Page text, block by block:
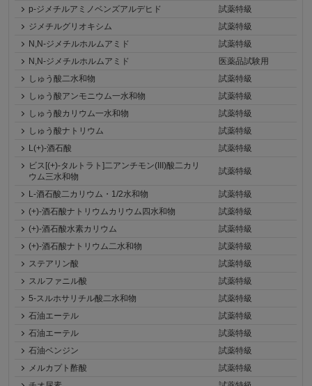
p-ジメチルアミノベンズアルデヒド
試薬特級
ジメチルグリオキシム
試薬特級
N,N-ジメチルホルムアミド
試薬特級
N,N-ジメチルホルムアミド
医薬品試験用
しゅう酸二水和物
試薬特級
しゅう酸アンモニウム一水和物
試薬特級
しゅう酸カリウム一水和物
試薬特級
しゅう酸ナトリウム
試薬特級
L(+)-酒石酸
試薬特級
ビス[(+)-タルトラト]二アンチモン(III)酸二カリ
ウム三水和物
試薬特級
L-酒石酸二カリウム・1/2水和物
試薬特級
(+)-酒石酸ナトリウムカリウム四水和物
試薬特級
(+)-酒石酸水素カリウム
試薬特級
(+)-酒石酸ナトリウム二水和物
試薬特級
ステアリン酸
試薬特級
スルファニル酸
試薬特級
5-スルホサリチル酸二水和物
試薬特級
石油エーテル
試薬特級
石油エーテル
試薬特級
石油ベンジン
試薬特級
メルカプト酢酸
試薬特級